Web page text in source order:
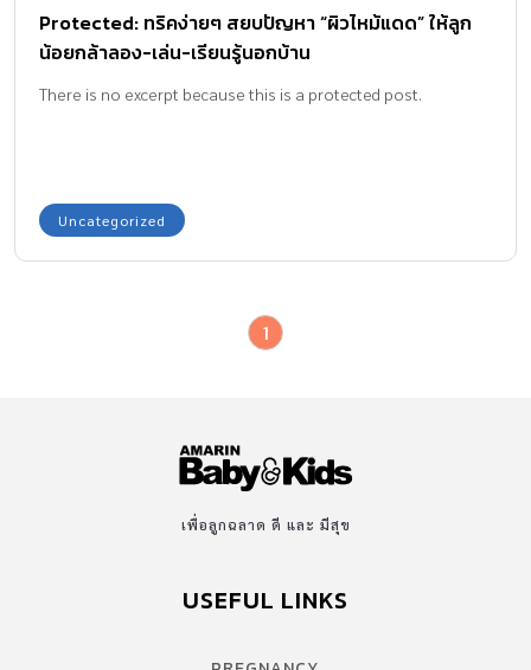
Protected: ทริคง่ายๆ สยบปัญหา “ผิวไหม้แดด” ให้ลูก
น้อยกล้าลอง-เล่น-เรียนรู้นอกบ้าน
There is no excerpt because this is a protected post.
Uncategorized
1
เพื่อลูกฉลาด ดี และ มีสุข
USEFUL LINKS